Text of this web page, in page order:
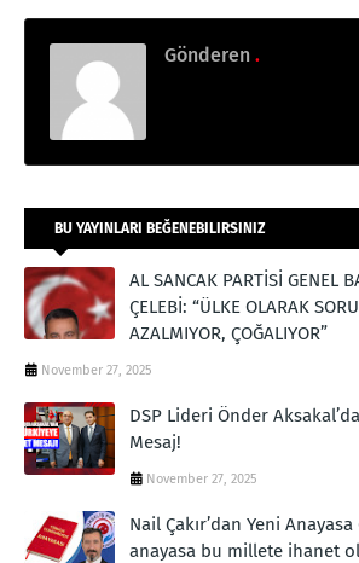
Gönderen .
BU YAYINLARI BEĞENEBILIRSINIZ
AL SANCAK PARTİSİ GENEL
ÇELEBİ: “ÜLKE OLARAK
AZALMIYOR, ÇOĞALIYOR”
November 27, 2025
DSP Lideri Önder
Mesaj!
November 27, 2025
Nail Çakır’dan Yeni Anayasa
anayasa bu millete ihanet